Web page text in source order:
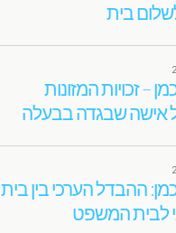
בית
– זכויות המזונות
אישה שבגדה בבעלה
ההבדל הערכי בין בית
לבית המשפט